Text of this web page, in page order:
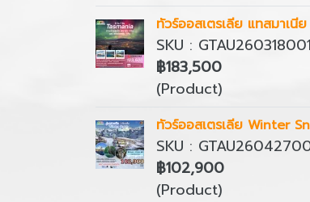
ทัวร์ออสเตรเลีย แทสมาเ
SKU : GTAU260318001
฿183,500
(Product)
ทัวร์ออสเตรเลีย Winter
SKU :
฿102,900
(Product)